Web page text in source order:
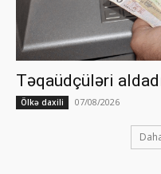
Təqaüdçüləri
Ölkə daxili 07/08/2026